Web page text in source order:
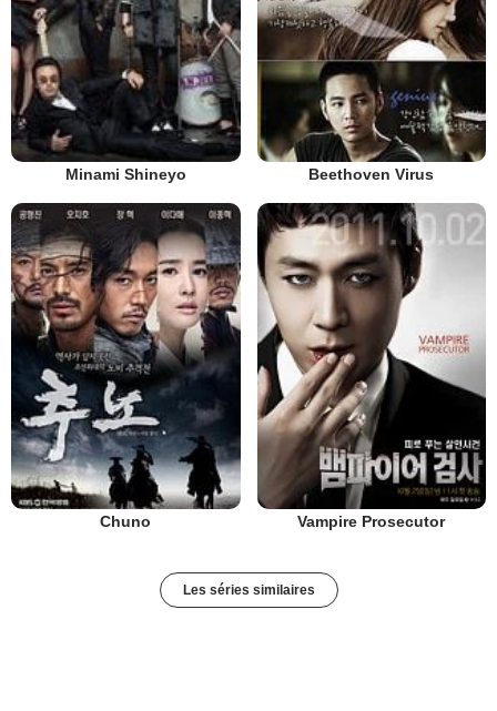
Minami Shineyo Beethoven Virus
Chuno Vampire Prosecutor
Les séries similaires